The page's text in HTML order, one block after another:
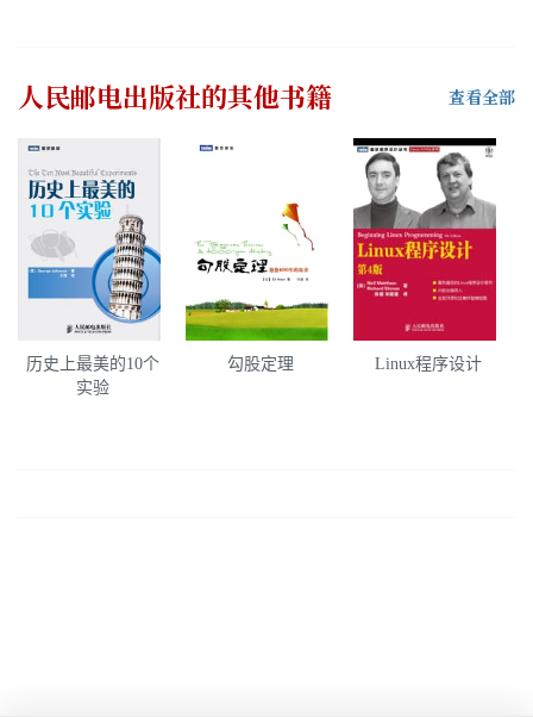
人民邮电出版社的其他书籍 查看全部
历史上最美的10个
实验
勾股定理 Linux程序设计